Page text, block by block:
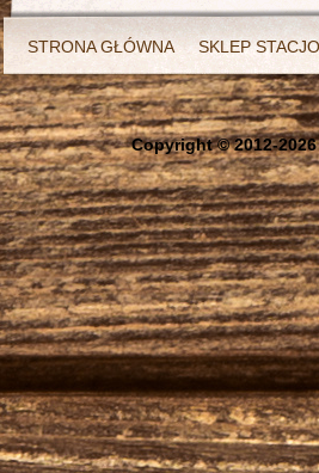
STRONA GŁÓWNA SKLEP
Copyright © 2012-